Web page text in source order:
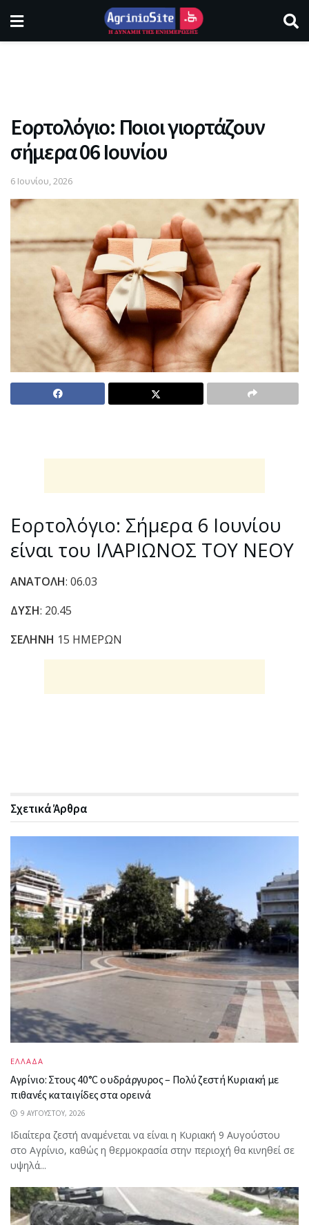
Εορτολόγιο: Ποιοι γιορτάζουν
σήμερα 06 Ιουνίου
6 Ιουνίου, 2026
Εορτολόγιο: Σήμερα 6 Ιουνίου
είναι του ΙΛΑΡΙΩΝΟΣ ΤΟΥ ΝΕΟΥ
ΑΝΑΤΟΛΗ: 06.03
ΔΥΣΗ: 20.45
ΣΕΛΗΝΗ 15 ΗΜΕΡΩΝ
ΣχετικάΆρθρα
ΕΛΛΑΔΑ
Αγρίνιο: Στους 40°C ο υδράργυρος – Πολύ ζεστή Κυριακή με
πιθανές καταιγίδες στα ορεινά
9 ΑΥΓΟΎΣΤΟΥ, 2026
Ιδιαίτερα ζεστή αναμένεται να είναι η Κυριακή 9 Αυγούστου
στο Αγρίνιο, καθώς η θερμοκρασία στην περιοχή θα κινηθεί σε
υψηλά...